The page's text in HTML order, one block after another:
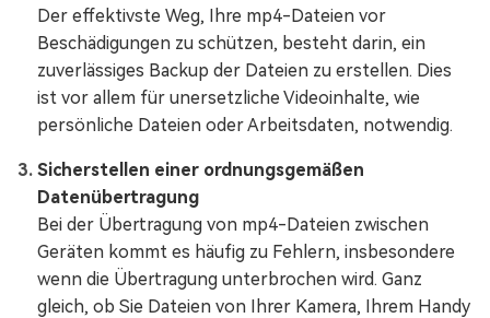
Der effektivste Weg, Ihre mp4-Dateien vor
Beschädigungen zu schützen, besteht darin, ein
zuverlässiges Backup der Dateien zu erstellen. Dies
ist vor allem für unersetzliche Videoinhalte, wie
persönliche Dateien oder Arbeitsdaten, notwendig.
Sicherstellen einer ordnungsgemäßen
Datenübertragung
Bei der Übertragung von mp4-Dateien zwischen
Geräten kommt es häufig zu Fehlern, insbesondere
wenn die Übertragung unterbrochen wird. Ganz
gleich, ob Sie Dateien von Ihrer Kamera, Ihrem Handy